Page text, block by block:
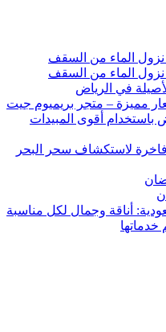
الماء من السقف
الماء من السقف
في الرياض
مميزة – متجر بريميوم جيت
أقوى المبيدات
لاستكشاف سحر البحر
أناقة وجمال لكل مناسبة